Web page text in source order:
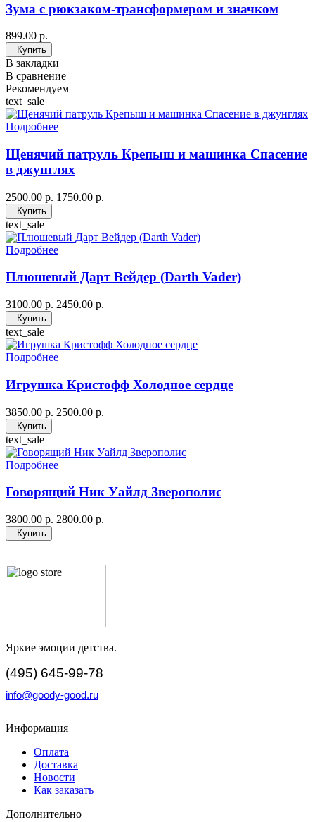
Зума с рюкзаком-трансформером и значком
899.00 р.
Купить
В закладки
В сравнение
Рекомендуем
text_sale
Подробнее
Щенячий патруль Крепыш и машинка Спасение
в джунглях
2500.00 р. 1750.00 р.
Купить
text_sale
Подробнее
Плюшевый Дарт Вейдер (Darth Vader)
3100.00 р. 2450.00 р.
Купить
text_sale
Подробнее
Игрушка Кристофф Холодное сердце
3850.00 р. 2500.00 р.
Купить
text_sale
Подробнее
Говорящий Ник Уайлд Зверополис
3800.00 р. 2800.00 р.
Купить
Яркие эмоции детства.
(495) 645-99-78
info@goody-good.ru
Информация
Оплата
Доставка
Новости
Как заказать
Дополнительно